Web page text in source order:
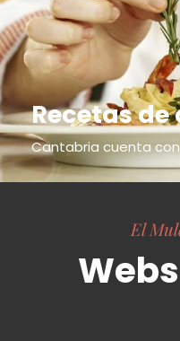
Recetas
Cantabria cuenta
El